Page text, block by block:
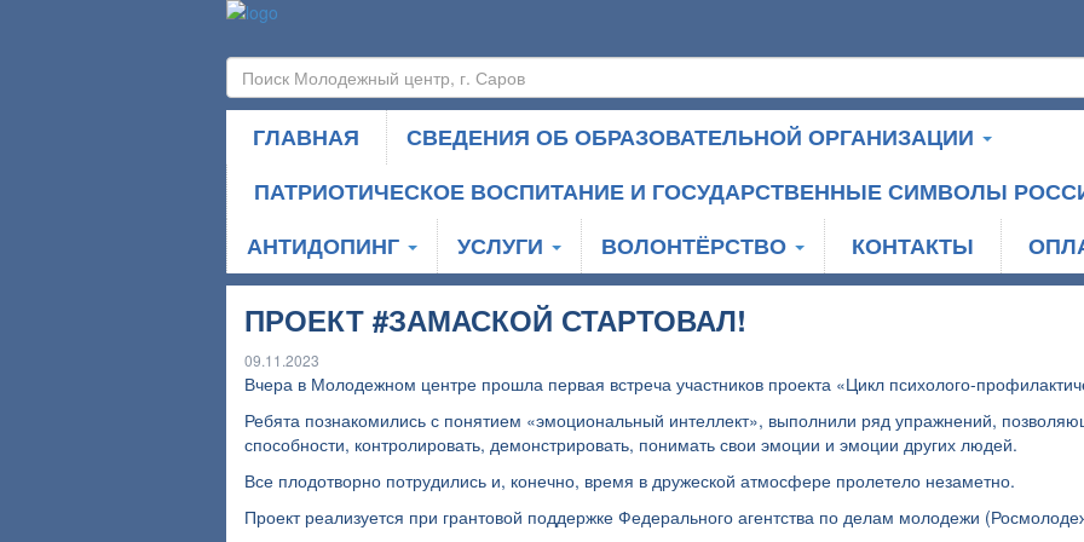
ГЛАВНАЯ
СВЕДЕНИЯ ОБ ОБРАЗОВАТЕЛЬНОЙ ОРГАНИЗАЦИИ
ПАТРИОТИЧЕСКОЕ ВОСПИТАНИЕ И ГОСУДАРСТВЕННЫЕ СИМВОЛЫ
АНТИДОПИНГ
УСЛУГИ ВОЛОНТЁРСТВО КОНТАКТЫ
ПРОЕКТ #ЗАМАСКОЙ СТАРТОВАЛ!
09.11.2023
Вчера в Молодежном центре прошла первая встреча участников проекта «Цикл психолого-
Ребята познакомились с понятием «эмоциональный интеллект», выполнили ряд упражнений,
способности, контролировать, демонстрировать, понимать свои эмоции и эмоции других людей.
Все плодотворно потрудились и, конечно, время в дружеской атмосфере пролетело незаметно.
Проект реализуется при грантовой поддержке Федерального агентства по делам молодежи